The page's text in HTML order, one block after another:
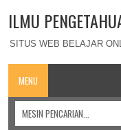
ILMU
SITUS WEB BELAJAR
MENU